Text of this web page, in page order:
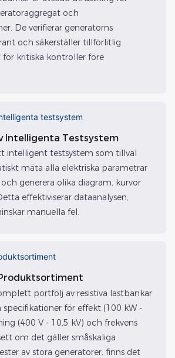
och
De verifierar generatorns
och säkerställer tillförlitlig
kritiska kontroller före
Intelligenta Testsystem
intelligent testsystem som tillval
mäta alla elektriska parametrar
generera olika diagram, kurvor
effektiviserar dataanalysen,
manuella fel.
portfölj av resistiva lastbankar
specifikationer för effekt (100 kW -
(400 V - 10,5 kV) och frekvens
om det gäller småskaliga
av stora generatorer, finns det